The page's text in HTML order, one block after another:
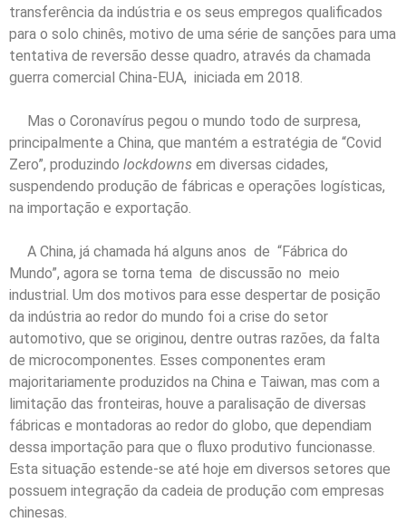
transferência da indústria e os seus empregos qualificados
para o solo chinês, motivo de uma série de sanções para uma
tentativa de reversão desse quadro, através da chamada
guerra comercial China-EUA, iniciada em 2018.
Mas o Coronavírus pegou o mundo todo de surpresa,
principalmente a China, que mantém a estratégia de “Covid
Zero”, produzindo lockdowns em diversas cidades,
suspendendo produção de fábricas e operações logísticas,
na importação e exportação.
A China, já chamada há alguns anos de “Fábrica do
Mundo”, agora se torna tema de discussão no meio
industrial. Um dos motivos para esse despertar de posição
da indústria ao redor do mundo foi a crise do setor
automotivo, que se originou, dentre outras razões, da falta
de microcomponentes. Esses componentes eram
majoritariamente produzidos na China e Taiwan, mas com a
limitação das fronteiras, houve a paralisação de diversas
fábricas e montadoras ao redor do globo, que dependiam
dessa importação para que o fluxo produtivo funcionasse.
Esta situação estende-se até hoje em diversos setores que
possuem integração da cadeia de produção com empresas
chinesas.